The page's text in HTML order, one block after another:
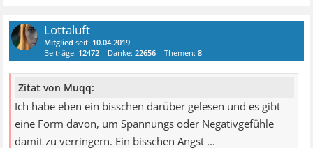
Lottaluft
Mitglied seit: 10.04.2019
Beiträge: 12472 Danke:22656 Themen:8
Zitat von Muqq:
Ich habe eben ein bisschen darüber gelesen und es gibt
eine Form davon, um Spannungs oder Negativgefühle
damit zu verringern. Ein bisschen Angst ...